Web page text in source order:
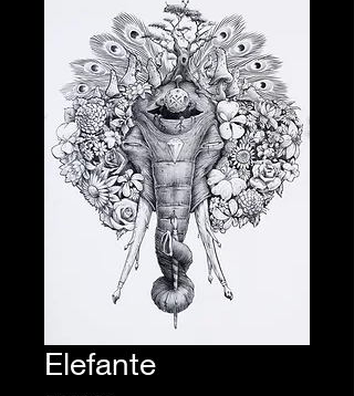
Elefante